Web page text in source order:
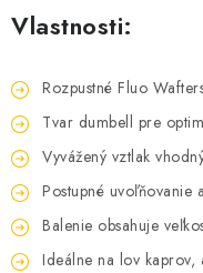
Vlastnosti:
Rozpustné Fluo
Tvar dumbell pre
Vyvážený vztlak
Postupné uvoľňovanie
Balenie obsahuje
Ideálne na lov